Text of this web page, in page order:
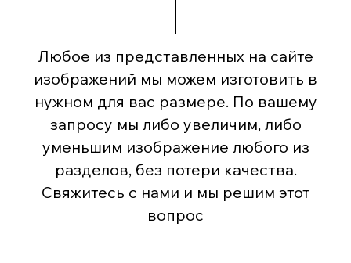
Любое из представленных на сайте
изображений мы можем изготовить в
нужном для вас размере. По вашему
запросу мы либо увеличим, либо
уменьшим изображение любого из
разделов, без потери качества.
Свяжитесь с нами и мы решим этот
вопрос